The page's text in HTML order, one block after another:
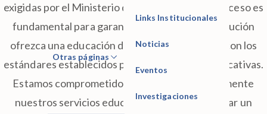
Otras páginas
Links Institucionales
Noticias
Eventos
Investigaciones
exigidas por el Ministerio de Educación. Este proceso es
fundamental para garantizar que nuestra institución
ofrezca una educación de calidad, cumpliendo con los
estándares establecidos por las autoridades educativas.
Estamos comprometidos en mejorar continuamente
nuestros servicios educativos y en proporcionar un